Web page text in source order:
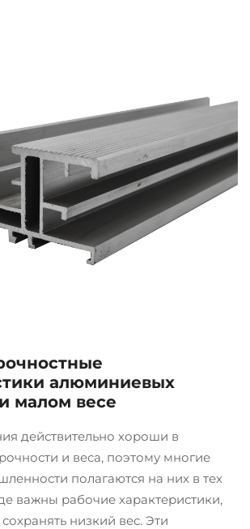
алюминиевых
малом весе
действительно хороши в
и веса, поэтому многие
полагаются на них в тех
важны рабочие характеристики,
низкий вес. Эти